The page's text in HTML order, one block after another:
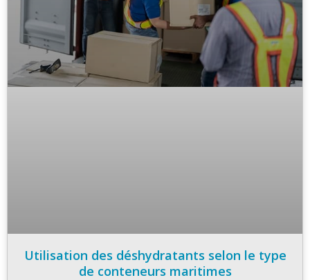
Utilisation des déshydratants selon le type
de conteneurs maritimes